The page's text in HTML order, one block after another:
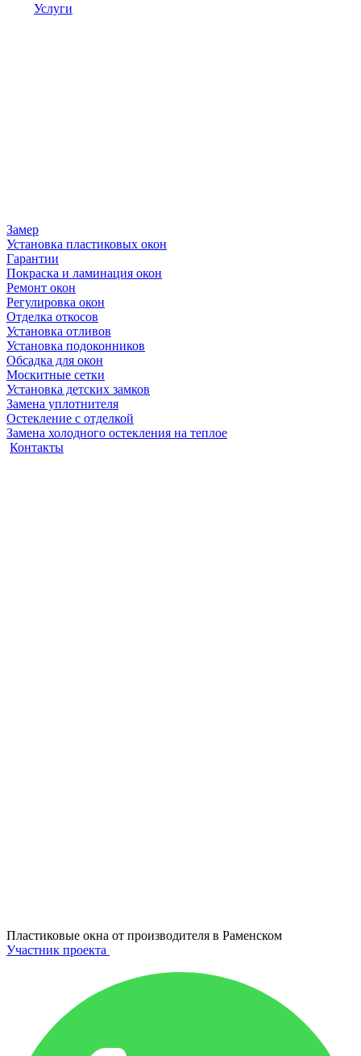
Услуги
Замер
Установка пластиковых окон
Гарантии
Покраска и ламинация окон
Ремонт окон
Регулировка окон
Отделка откосов
Установка отливов
Установка подоконников
Обсадка для окон
Москитные сетки
Установка детских замков
Замена уплотнителя
Остекление с отделкой
Замена холодного остекления на теплое
Контакты
Пластиковые окна от производителя в Раменском
Участник проекта